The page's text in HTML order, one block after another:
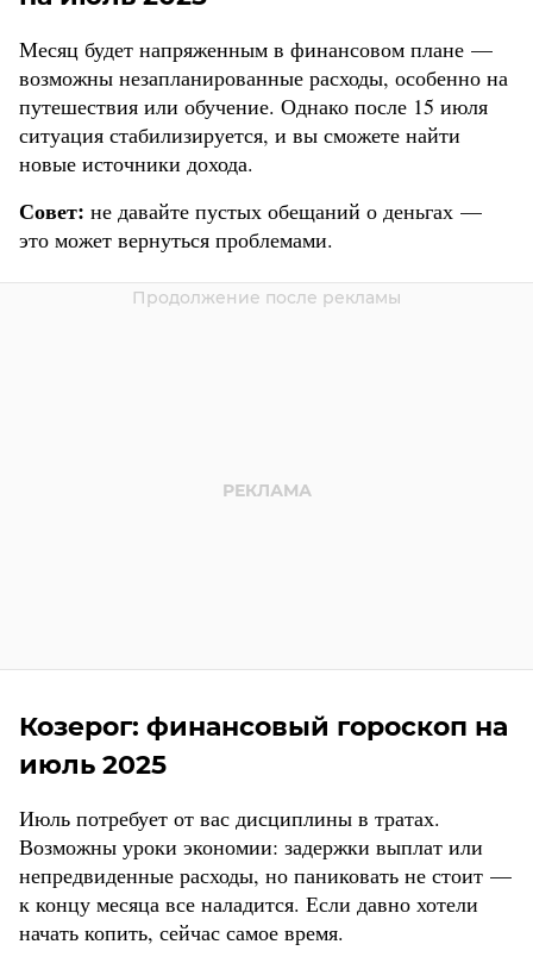
Месяц будет напряженным в финансовом плане —
возможны незапланированные расходы, особенно на
путешествия или обучение. Однако после 15 июля
ситуация стабилизируется, и вы сможете найти
новые источники дохода.
Совет: не давайте пустых обещаний о деньгах —
это может вернуться проблемами.
Козерог: финансовый гороскоп на
июль 2025
Июль потребует от вас дисциплины в тратах.
Возможны уроки экономии: задержки выплат или
непредвиденные расходы, но паниковать не стоит —
к концу месяца все наладится. Если давно хотели
начать копить, сейчас самое время.